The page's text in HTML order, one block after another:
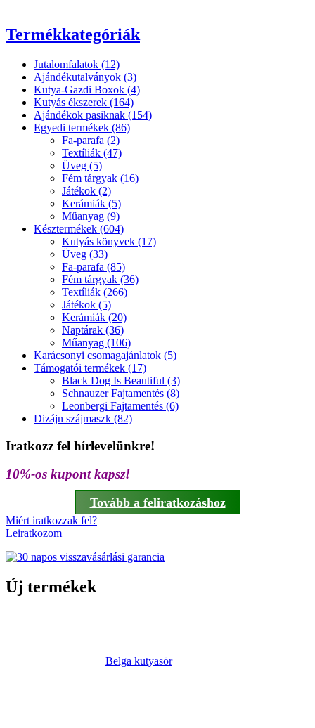
Termékkategóriák
Jutalomfalatok (12)
Ajándékutalványok (3)
Kutya-Gazdi Boxok (4)
Kutyás ékszerek (164)
Ajándékok pasiknak (154)
Egyedi termékek (86)
Fa-parafa (2)
Textíliák (47)
Üveg (5)
Fém tárgyak (16)
Játékok (2)
Kerámiák (5)
Műanyag (9)
Késztermékek (604)
Kutyás könyvek (17)
Üveg (33)
Fa-parafa (85)
Fém tárgyak (36)
Textíliák (266)
Játékok (5)
Kerámiák (20)
Naptárak (36)
Műanyag (106)
Karácsonyi csomagajánlatok (5)
Támogatói termékek (17)
Black Dog Is Beautiful (3)
Schnauzer Fajtamentés (8)
Leonbergi Fajtamentés (6)
Dizájn szájmaszk (82)
Iratkozz fel hírlevelünkre!
10%-os kupont kapsz!
Tovább a feliratkozáshoz
Miért iratkozzak fel?
Leiratkozom
Új termékek
Belga kutyasör